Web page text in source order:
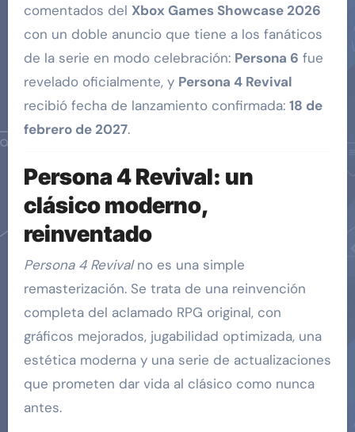
comentados del Xbox Games Showcase 2026
con un doble anuncio que tiene a los fanáticos
de la serie en modo celebración: Persona 6 fue
revelado oficialmente, y Persona 4 Revival
recibió fecha de lanzamiento confirmada: 18 de
febrero de 2027.
Persona 4 Revival: un
clásico moderno,
reinventado
Persona 4 Revivalno es una simple
remasterización. Se trata de una reinvención
completa del aclamado RPG original, con
gráficos mejorados, jugabilidad optimizada, una
estética moderna y una serie de actualizaciones
que prometen dar vida al clásico como nunca
antes.